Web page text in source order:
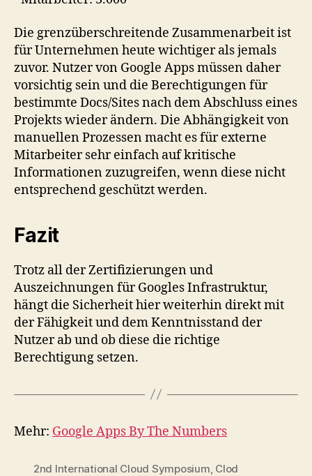
Die grenzüberschreitende Zusammenarbeit ist
für Unternehmen heute wichtiger als jemals
zuvor. Nutzer von Google Apps müssen daher
vorsichtig sein und die Berechtigungen für
bestimmte Docs/Sites nach dem Abschluss eines
Projekts wieder ändern. Die Abhängigkeit von
manuellen Prozessen macht es für externe
Mitarbeiter sehr einfach auf kritische
Informationen zuzugreifen, wenn diese nicht
entsprechend geschützt werden.
Fazit
Trotz all der Zertifizierungen und
Auszeichnungen für Googles Infrastruktur,
hängt die Sicherheit hier weiterhin direkt mit
der Fähigkeit und dem Kenntnisstand der
Nutzer ab und ob diese die richtige
Berechtigung setzen.
Mehr: Google Apps By The Numbers
2nd International Cloud Symposium Clod